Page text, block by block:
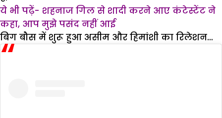
ये भी पढ़ें- शहनाज गिल से शादी करने आए कंटेस्टेंट ने
कहा, आप मुझे पसंद नहीं आई
बिग बौस में शुरू हुआ असीम और हिमांशी का रिलेशन…